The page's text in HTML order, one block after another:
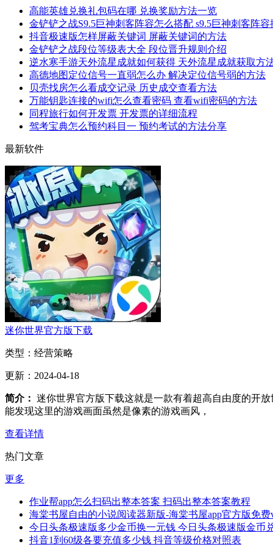
高能英雄兑换礼包码在哪 兑换奖励方法一览
金铲铲之战S9.5巨神刺客阵容怎么搭配 s9.5巨神刺客阵容
抖音极速版怎样屏蔽关键词 屏蔽关键词的方法
金铲铲之战段位等级表大全 段位晋升规则介绍
逆水寒手游天外流星成就如何获得 天外流星成就获取方
高德地图定位信号一直弱怎么办 解决定位信号弱的方法
贝壳找房怎么看成交记录 历史成交查看方法
万能钥匙连接的wifi怎么查看密码 查看wifi密码的方法
同程旅行如何开发票 开发票的详细流程
驾考宝典怎么预约科目一 预约考试的方法分享
最新软件
迷你世界官方版下载
类型： 经营策略
更新： 2024-04-18
简介： 迷你世界官方版下载这就是一款有着超高自由度的开
能发现这里的游戏画面虽然是像素的游戏画风，
查看详情
热门文章
更多
作业帮app怎么扫码出整本答案 扫码出整本答案教程
海棠书屋自由的小说阅读器新版-海棠书屋app官方版免费
今日头条极速版多少金币换一元钱 今日头条极速版金币
抖音1到60级各要充值多少钱 抖音等级价格对照表